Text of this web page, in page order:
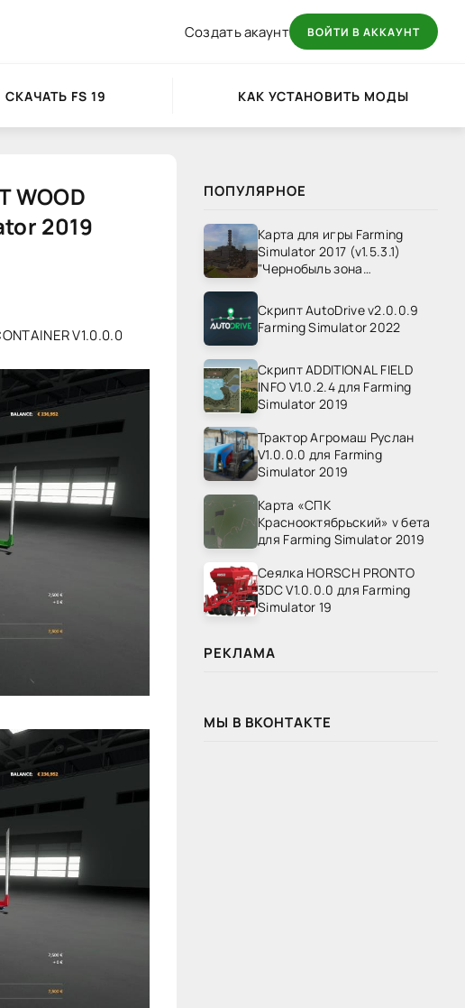
Создать акаунт ВОЙТИ В АККАУНТ
СКАЧАТЬ FS 19 КАК УСТАНОВИТЬ МОДЫ
WOOD
2019
V1.0.0.0
ПОПУЛЯРНОЕ
Карта для игры Farming
Simulator 2017 (v1.5.3.1)
"Чернобыль зона
Скрипт AutoDrive v2.0.0.9
Farming Simulator 2022
Скрипт ADDITIONAL FIELD
INFO V1.0.2.4 для Farming
Simulator 2019
Трактор Агромаш Руслан
V1.0.0.0 для Farming
Simulator 2019
Карта «СПК
Краснооктябрьский» v бета
для Farming Simulator 2019
Сеялка HORSCH PRONTO
3DC V1.0.0.0 для Farming
Simulator 19
РЕКЛАМА
МЫ В ВКОНТАКТЕ